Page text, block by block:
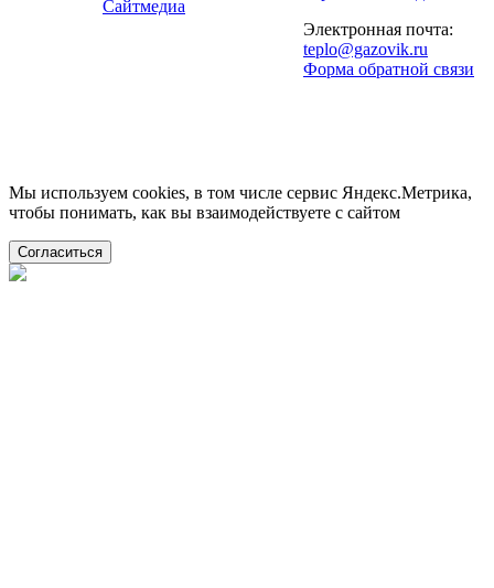
Сайтмедиа
Электронная почта:
teplo@gazovik.ru
Форма обратной связи
Мы используем cookies, в том числе сервис Яндекс.Метрика,
чтобы понимать, как вы взаимодействуете с сайтом
Согласиться